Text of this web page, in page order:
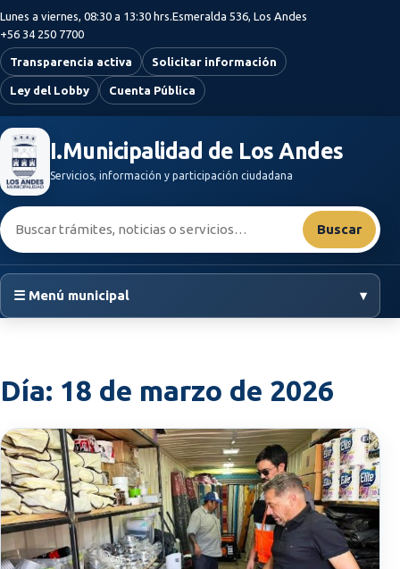
Saltar al contenido principal
Lunes a viernes, 08:30 a 13:30 hrs.Esmeralda 536, Los Andes
+56 34 250 7700
Transparencia activa Solicitar información
Ley del Lobby Cuenta Pública
I.Municipalidad de Los Andes
Servicios, información y participación ciudadana
Buscar:
Buscar
☰ Menú municipal ▾
Día: 18 de marzo de 2026